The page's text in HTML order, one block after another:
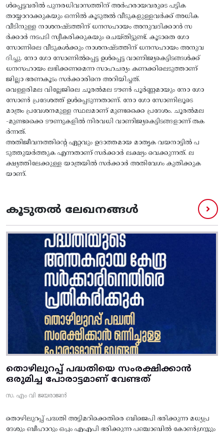
ള്‍പ്പെട്ടവരില്‍ പുനരധിവാസത്തിന് അര്‍ഹരായവരുടെ പട്ടിക
തായ്യാറാക്കുകയും ഒന്നില്‍ കൂടുതല്‍ വീടുകളുള്ളവര്‍ക്ക് അധിക
വീടിനുള്ള നാശനഷ്ടത്തിന് ധനസഹായം അനുവദിക്കാന്‍ സ
ര്‍ക്കാര്‍ നടപടി സ്വീകരിക്കുകയും ചെയ്തിട്ടുണ്ട്. കൂടാതെ ഗോ
സോണിലെ വീടുകള്‍ക്കും നാശനഷ്ടത്തിന് ധനസഹായം അനുവ
ദിച്ചു. നോ ഗോ സോണില്‍പ്പെട്ട ഉള്‍പ്പെട്ട വാണിജ്യകെട്ടിടങ്ങള്‍ക്ക്
ധനസഹായം ലഭിക്കണമെന്ന സാഹചര്യം കണക്കിലെടുത്താണ്
ജില്ലാ ഭരണകൂടം സര്‍ക്കാരിനെ അറിയിച്ചത്.
വെള്ളരിമല വില്ലേജിലെ ചൂരല്‍മല ടൗണ്‍ പൂര്‍ണ്ണമായും നോ ഗോ
സോണ്‍ പ്രദേശത്ത് ഉള്‍പ്പെടുന്നതാണ്. നോ ഗോ സോണിലൂടെ
മാത്രം പ്രവേശനമുള്ള സ്ഥലമാണ് മുണ്ടക്കൈ പ്രദേശം. ചൂരല്‍മല
-മുണ്ടക്കൈ ടൗണുകളില്‍ നിരവധി വാണിജ്യകെട്ടിടങ്ങളാണ് തക
ര്‍ന്നത്.
അതിജീവനത്തിൻ്റെ ഏറ്റവും ഉദാത്തമായ മാതൃക വയനാട്ടിൽ പ
ടുത്തുയർത്തുക എന്നതാണ് സർക്കാർ ലക്ഷ്യം വെക്കുന്നത്. ല
ക്ഷ്യത്തിലേക്കുള്ള യാത്രയിൽ സർക്കാർ അതിവേഗം കുതിക്കുക
യാണ്.
കൂടുതൽ ലേഖനങ്ങൾ
തൊഴിലുറപ്പ് പദ്ധതിയെ സംരക്ഷിക്കാൻ
ഒരുമിച്ച പോരാട്ടമാണ് വേണ്ടത്
സ. എം വി ജയരാജൻ
തൊഴിലുറപ്പ് പദ്ധതി അട്ടിമറിക്കെതിരെ ബിജെപി ഭരിക്കുന്ന മധ്യപ്ര
ദേശും ബീഹാറും ഒപ്പം എഎപി ഭരിക്കുന്ന പഞ്ചാബിൽ കോൺഗ്രസ്സും